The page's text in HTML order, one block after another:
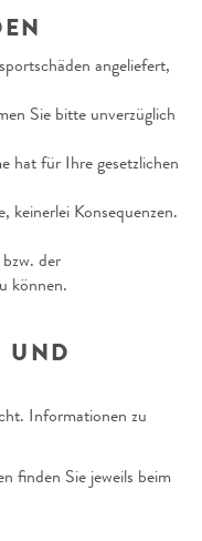
angeliefert,
Sie bitte unverzüglich
hat für Ihre gesetzlichen
keinerlei Konsequenzen.
der
können.
UND
Informationen zu
finden Sie jeweils beim